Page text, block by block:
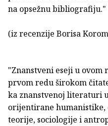
na opsežnu bibliografiju."
(iz recenzije Borisa
"Znanstveni eseji u
prvom redu širokom
ka znanstvenoj literaturi
orijentirane humanistike,
teorije, sociologije i